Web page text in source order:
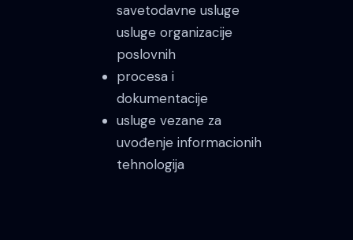
savetodavne usluge
usluge organizacije
poslovnih
procesa i
dokumentacije
usluge vezane za
uvođenje informacionih
tehnologija